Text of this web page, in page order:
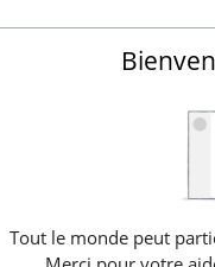
Tout le monde peut